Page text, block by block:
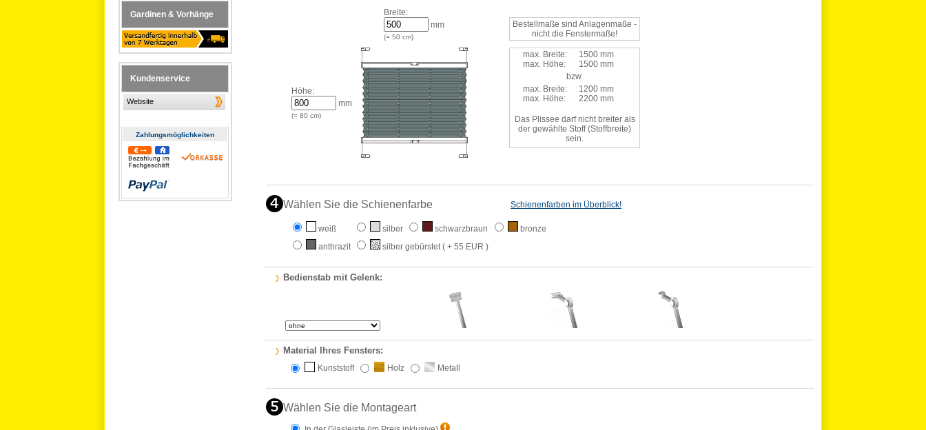
Gardinen & Vorhänge
Kundenservice
Website
Zahlungs­möglichkeiten
Breite:
mm
(= 50 cm)
Höhe:
mm
(= 80 cm)
Bestellmaße sind Anlagenmaße -
nicht die Fenstermaße!
max. Breite:
1500 mm
max. Höhe:
1500 mm
bzw.
max. Breite:
1200 mm
max. Höhe:
2200 mm
Das Plissee darf nicht breiter als
der gewählte Stoff (Stoffbreite)
sein.
Schienenfarben im Überblick!
Wählen Sie die Schienenfarbe
weiß silber schwarzbraun
bronze
anthrazit
silber gebürstet( + 55 EUR )
Bedienstab mit Gelenk:
Material Ihres Fensters:
Kunststoff Holz Metall
Wählen Sie die Montageart